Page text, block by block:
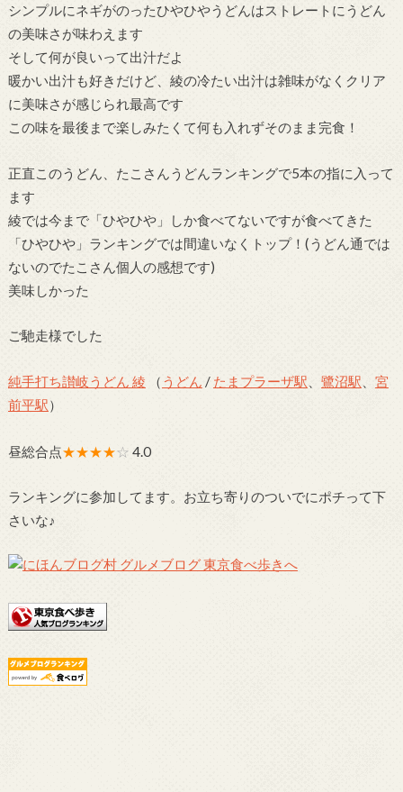
シンプルにネギがのったひやひやうどんはストレートにうどん
の美味さが味わえます
そして何が良いって出汁だよ
暖かい出汁も好きだけど、綾の冷たい出汁は雑味がなくクリア
に美味さが感じられ最高です
この味を最後まで楽しみたくて何も入れずそのまま完食！
正直このうどん、たこさんうどんランキングで5本の指に入って
ます
綾では今まで「ひやひや」しか食べてないですが食べてきた
「ひやひや」ランキングでは間違いなくトップ！(うどん通では
ないのでたこさん個人の感想です)
美味しかった
ご馳走様でした
純手打ち讃岐うどん 綾 （ うどん / たまプラーザ駅 鷺沼駅
宮
前平駅）
昼総合点★★★★☆ 4.0
ランキングに参加してます。お立ち寄りのついでにポチって下
さいな♪